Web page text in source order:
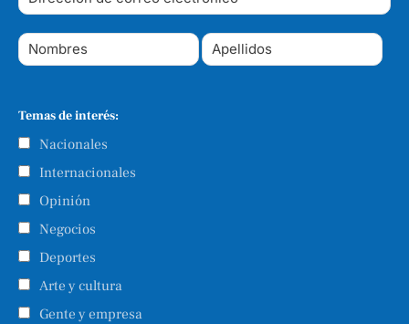
Temas de interés:
Nacionales
Internacionales
Opinión
Negocios
Deportes
Arte y cultura
Gente y empresa